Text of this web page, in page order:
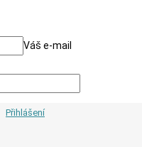
Váš e-mail
Přihlášení